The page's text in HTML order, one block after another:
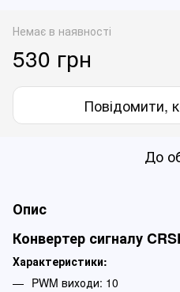
Немає в наявності
530 грн
Повідомити,
До
Опис
Конвертер сигналу
Характеристики:
PWM виходи: 10